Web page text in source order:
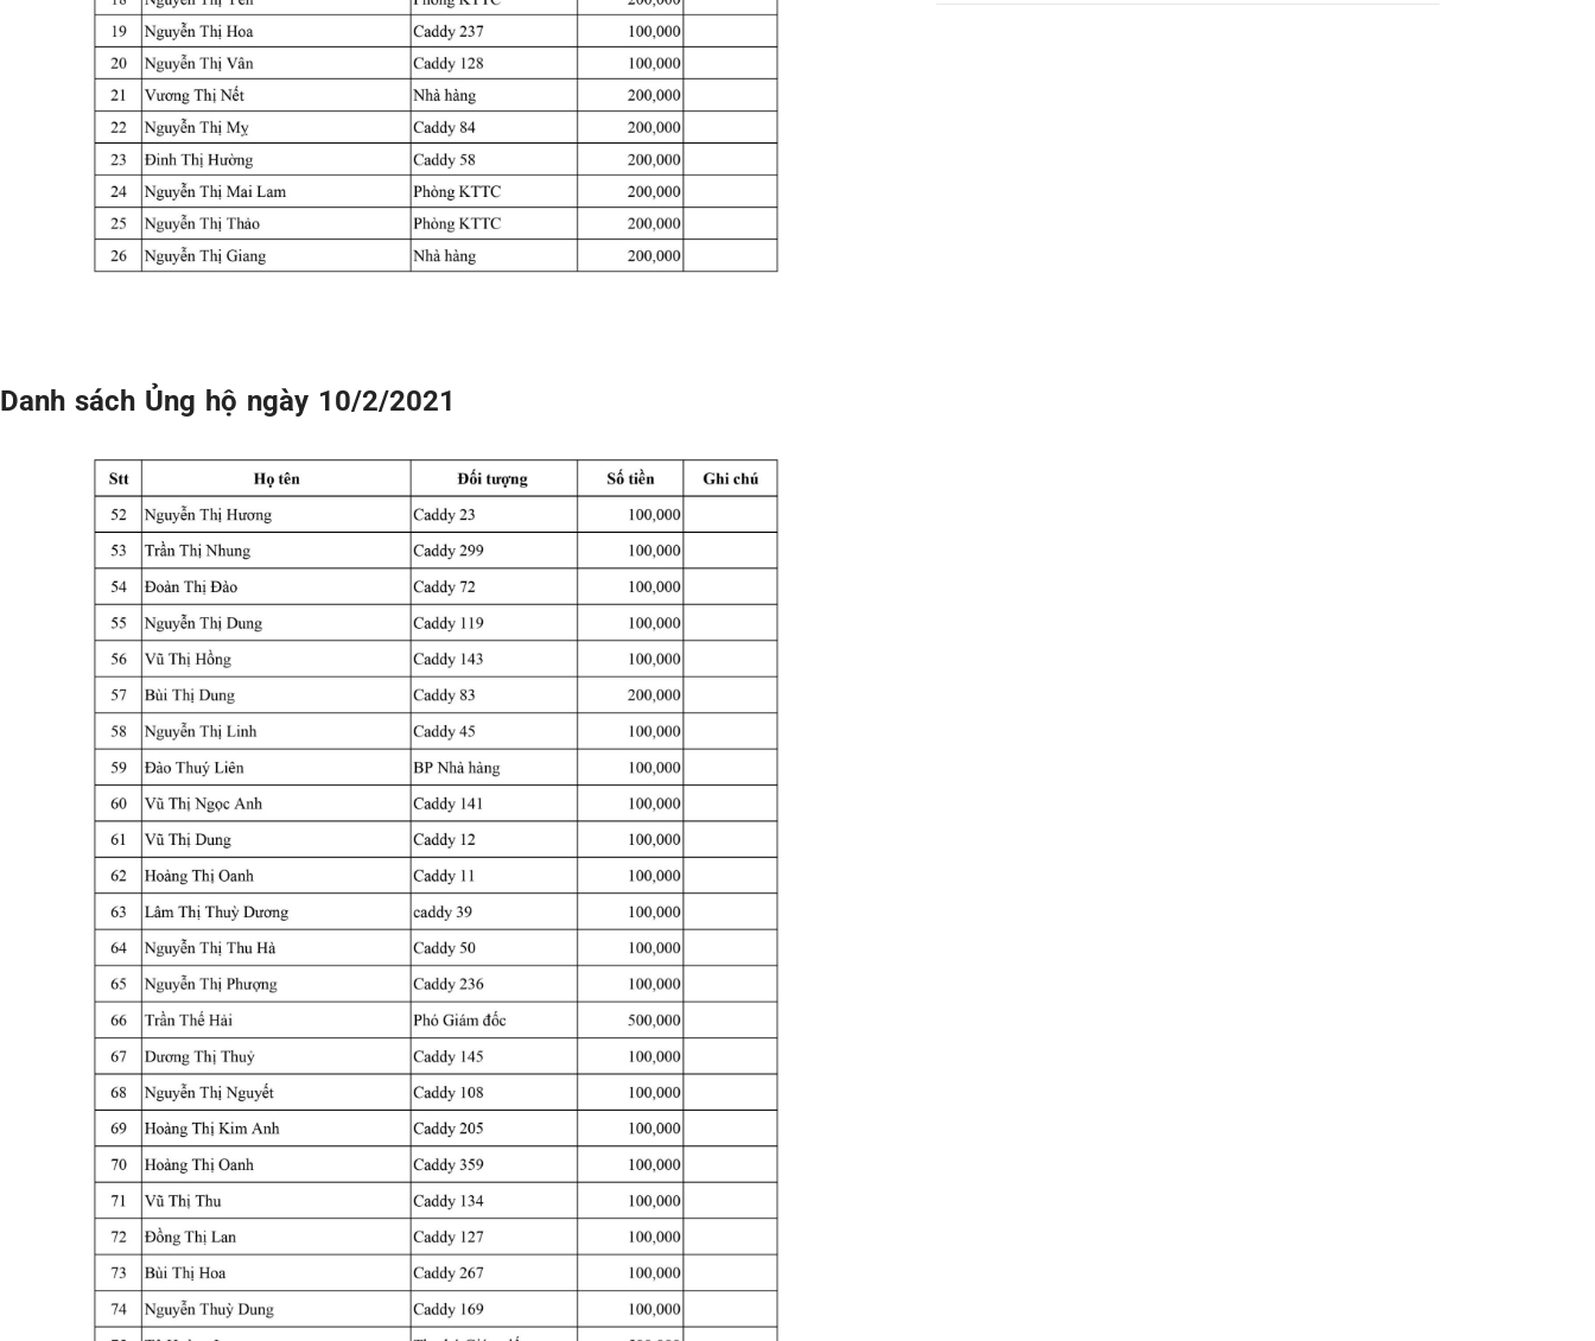
Danh sách Ủng hộ ngày 10/2/2021